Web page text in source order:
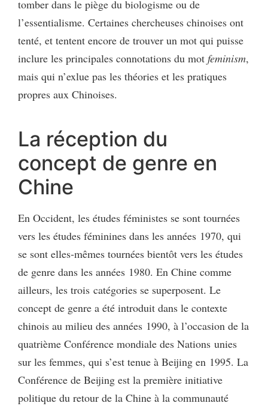
tomber dans le piège du biologisme ou de
l’essentialisme. Certaines chercheuses chinoises ont
tenté, et tentent encore de trouver un mot qui puisse
inclure les principales connotations du mot feminism,
mais qui n’exlue pas les théories et les pratiques
propres aux Chinoises.
La réception du
concept de genre en
Chine
En Occident, les études féministes se sont tournées
vers les études féminines dans les années 1970, qui
se sont elles‑mêmes tournées bientôt vers les études
de genre dans les années 1980. En Chine comme
ailleurs, les trois catégories se superposent. Le
concept de genre a été introduit dans le contexte
chinois au milieu des années 1990, à l’occasion de la
quatrième Conférence mondiale des Nations unies
sur les femmes, qui s’est tenue à Beijing en 1995. La
Conférence de Beijing est la première initiative
politique du retour de la Chine à la communauté